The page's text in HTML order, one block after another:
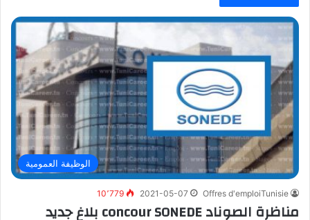
الوظيفة العمومية
Offres d'emploiTunisie
2021-05-07 10٬779
مناظرة الصوناد concour SONEDE بلاغ جديد